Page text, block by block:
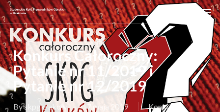
Skip
to
main
content
Konkurs Całoroczny:
Pytanie nr 11/2019 i
Pytanie nr 12/2019
Byskpgkrakow 7 maja 2019
Konkurs